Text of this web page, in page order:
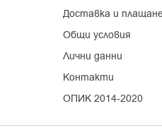
Доставка и
Общи условия
Лични данни
Контакти
ОПИК 2014-2020